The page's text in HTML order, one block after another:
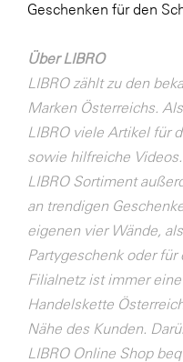
Lidl Österreich
Die Menü-
MTH Retail Group
OMV
PAGRO
PHH
Salesforce
sebamed
Geschenken für den
Über LIBRO
LIBRO zählt zu den
Marken Österreichs.
LIBRO viele Artikel für
sowie hilfreiche
LIBRO Sortiment
an trendigen
eigenen vier Wände,
Partygeschenk oder
Filialnetz ist immer
Handelskette
Nähe des Kunden.
LIBRO Online Shop